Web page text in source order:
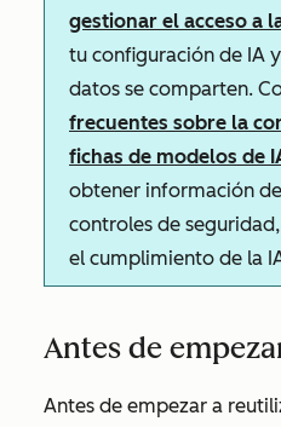
gestionar el acceso a
tu configuración de IA
datos se comparten.
frecuentes sobre la
fichas de modelos de
obtener información
controles de
el cumplimiento de la
Antes de
Antes de empezar a